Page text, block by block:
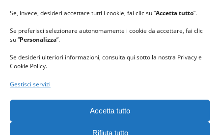
Se, invece, desideri accettare tutti i cookie, fai clic su “Accetta tutto”.
Se preferisci selezionare autonomamente i cookie da accettare, fai clic
su “Personalizza”.
Se desideri ulteriori informazioni, consulta qui sotto la nostra Privacy e
Cookie Policy.
Gestisci servizi
Accetta tutto
Rifiuta tutto